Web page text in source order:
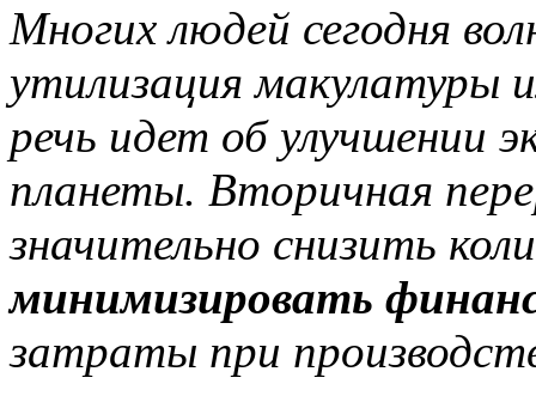
Многих людей сегодня
утилизация макулатуры
речь идет об улучшении
планеты. Вторичная
значительно снизить
минимизировать
затраты при